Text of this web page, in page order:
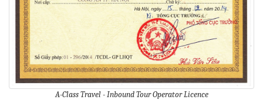
A-Class Travel - Inbound Tour Operator Licence